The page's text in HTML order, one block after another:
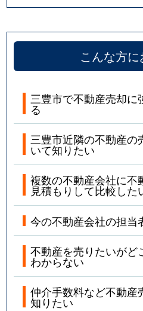
こんな方
三豊市で不動産売却に
る
三豊市近隣の不動産の
いて知りたい
複数の不動産会社に不
見積もりして比較した
今の不動産会社の担当
不動産を売りたいがど
わからない
仲介手数料など不動産
知りたい